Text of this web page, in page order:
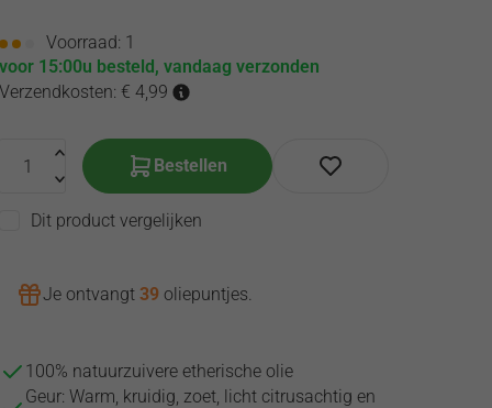
Voorraad: 1
voor 15:00u besteld, vandaag verzonden
Verzendkosten: € 4,99
Bestellen
Dit product vergelijken
Je ontvangt39 oliepuntjes.
100% natuurzuivere etherische olie
Geur: Warm, kruidig, zoet, licht citrusachtig en